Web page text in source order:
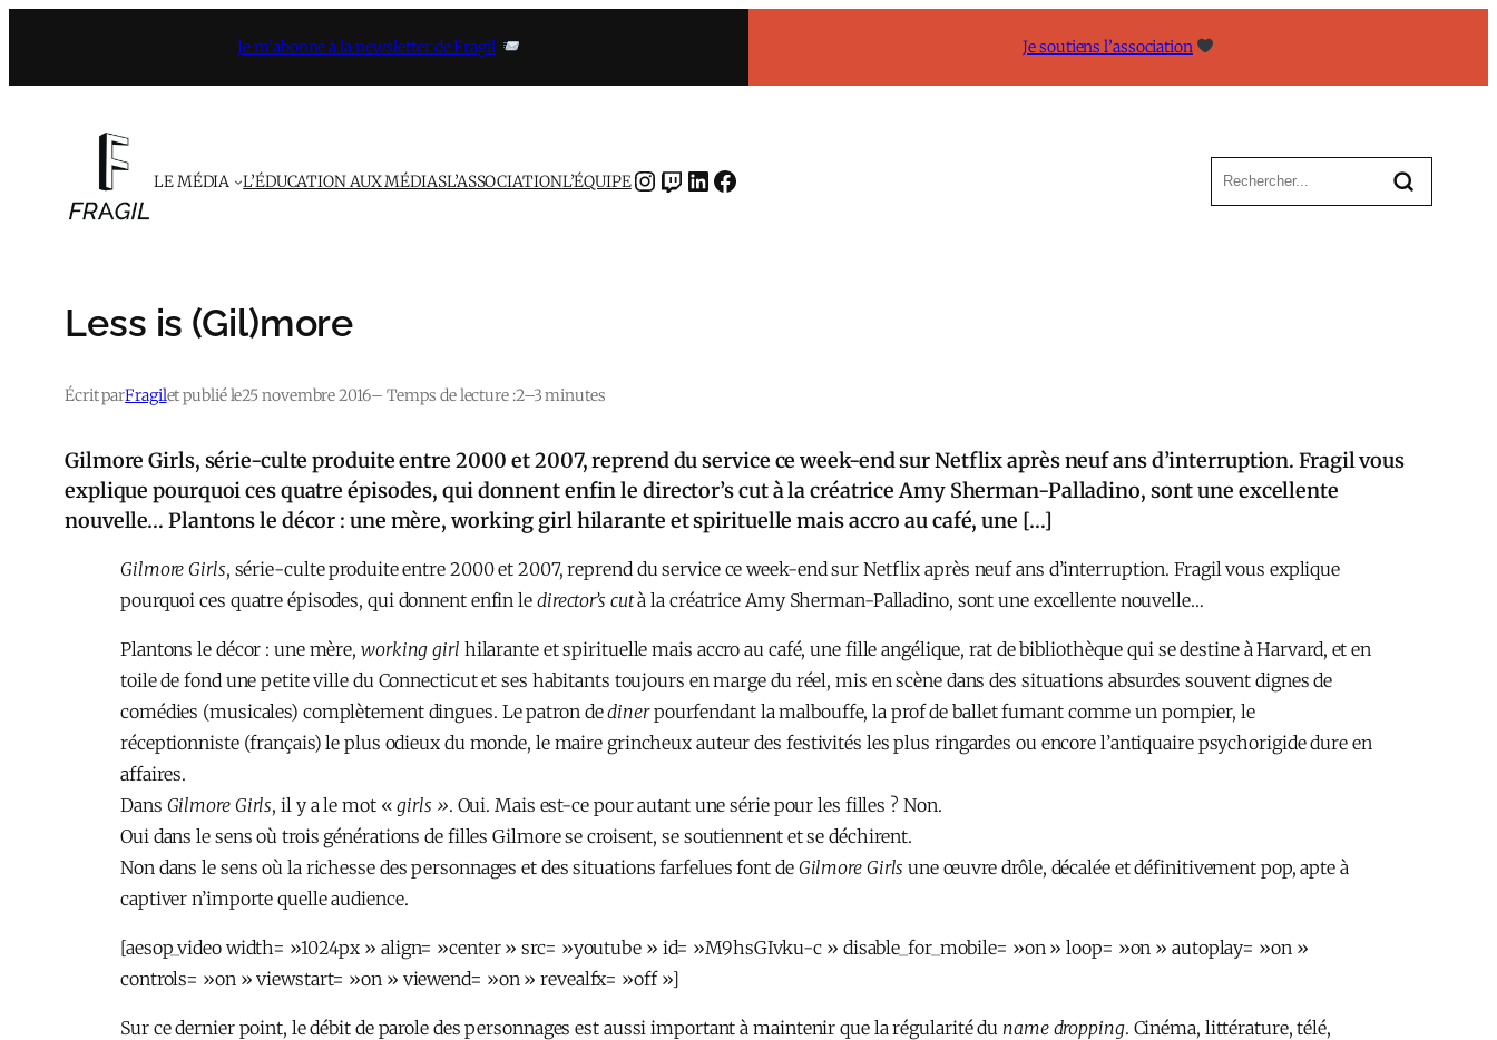
contenu
Je m’abonne à la newsletter de Fragil Je soutiens l’association
LE MÉDIA L’ÉDUCATION AUX MÉDIASL’ASSOCIATIONL’ÉQUIPEINSTAGRAMTWITCH LINKEDIN FACEBOOK
Less is (Gil)more
Écrit parFragilet publié le25 novembre 2016– Temps de lecture :2–3 minutes
Gilmore Girls, série-culte produite entre 2000 et 2007, reprend du service ce week-end sur Netflix après neuf ans d’interruption. Fragil vous
explique pourquoi ces quatre épisodes, qui donnent enfin le director’s cut à la créatrice Amy Sherman-Palladino, sont une excellente
nouvelle… Plantons le décor : une mère, working girl hilarante et spirituelle mais accro au café, une […]
Gilmore Girls, série-culte produite entre 2000 et 2007, reprend du service ce week-end sur Netflix après neuf ans d’interruption. Fragil vous explique
pourquoi ces quatre épisodes, qui donnent enfin le director’s cutà la créatrice Amy Sherman-Palladino, sont une excellente nouvelle…
Plantons le décor : une mère, working girl hilarante et spirituelle mais accro au café, une fille angélique, rat de bibliothèque qui se destine à Harvard, et en
toile de fond une petite ville du Connecticut et ses habitants toujours en marge du réel, mis en scène dans des situations absurdes souvent dignes de
comédies (musicales) complètement dingues. Le patron dedinerpourfendant la malbouffe, la prof de ballet fumant comme un pompier, le
réceptionniste (français) le plus odieux du monde, le maire grincheux auteur des festivités les plus ringardes ou encore l’antiquaire psychorigide dure en
affaires.
Dans Gilmore Girls, il y a le mot «girls ». Oui. Mais est-ce pour autant une série pour les filles ? Non.
Oui dans le sens où trois générations de filles Gilmore se croisent, se soutiennent et se déchirent.
Non dans le sens où la richesse des personnages et des situations farfelues font de Gilmore Girls une œuvre drôle, décalée et définitivement pop, apte à
captiver n’importe quelle audience.
[aesop_video width= »1024px » align= »center » src= »youtube » id= »M9hsGIvku-c » disable_for_mobile= »on » loop= »on » autoplay= »on »
controls= »on » viewstart= »on » viewend= »on » revealfx= »off »]
Sur ce dernier point, le débit de parole des personnages est aussi important à maintenir que la régularité du name dropping. Cinéma, littérature, télé,